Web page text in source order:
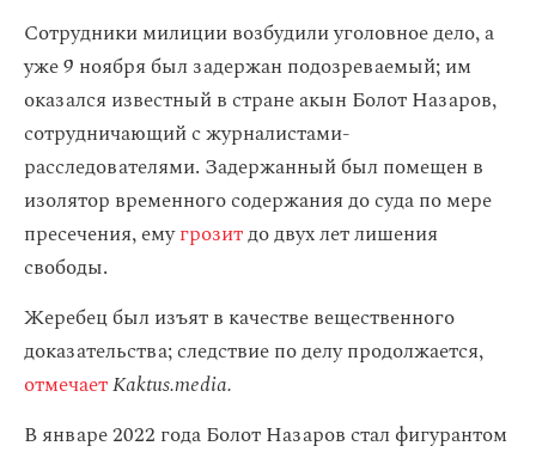
Сотрудники милиции возбудили уголовное дело, а
уже 9 ноября был задержан подозреваемый; им
оказался известный в стране акын Болот Назаров,
сотрудничающий с журналистами-
расследователями. Задержанный был помещен в
изолятор временного содержания до суда по мере
пресечения, емугрозитдо двух лет лишения
свободы.
Жеребец был изъят в качестве вещественного
доказательства; следствие по делу продолжается,
отмечаетKaktus.media.
В январе 2022 года Болот Назаров стал фигурантом